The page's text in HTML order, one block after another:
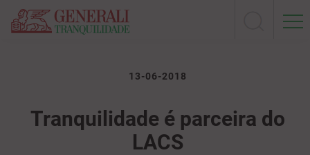
13-06-2018
Tranquilidade é parceira do
LACS